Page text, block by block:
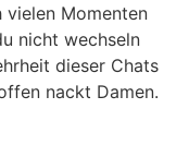
Momenten
nicht wechseln
dieser Chats
nackt Damen.